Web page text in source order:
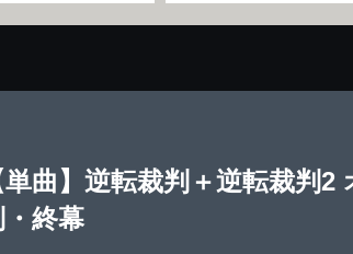
単曲】逆転裁判＋逆転裁判
・終幕